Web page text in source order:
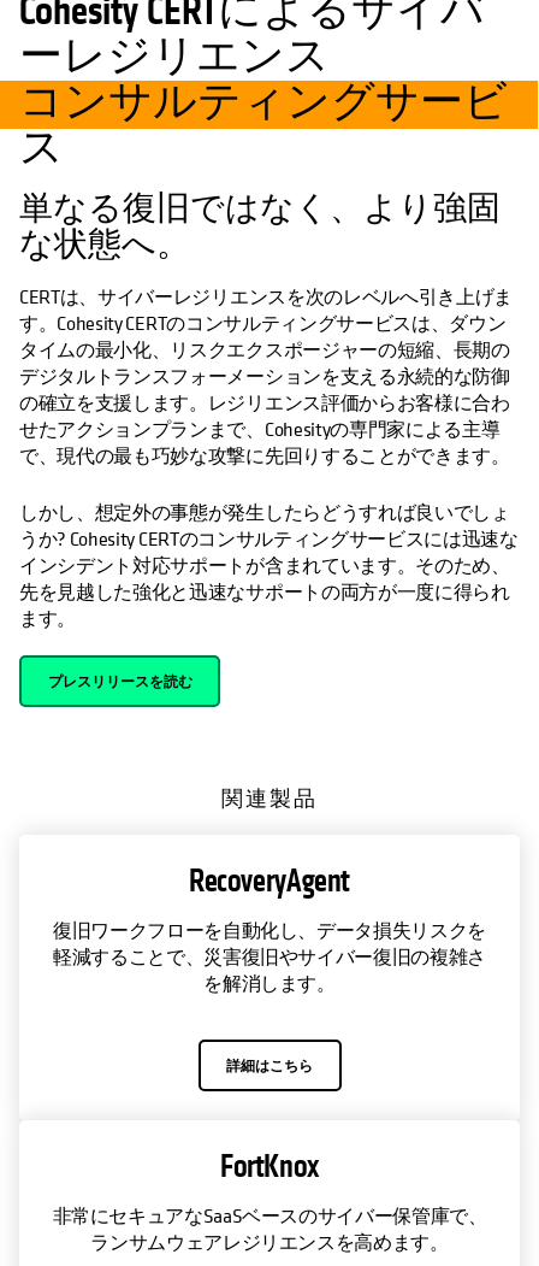
Cohesity CERTによるサイバ
ーレジリエンス
コンサルティングサービ
ス
単なる復旧ではなく、より強固
な状態へ。
CERTは、サイバーレジリエンスを次のレベルへ引き上げま
す。Cohesity CERTのコンサルティングサービスは、ダウン
タイムの最小化、リスクエクスポージャーの短縮、長期の
デジタルトランスフォーメーションを支える永続的な防御
の確立を支援します。レジリエンス評価からお客様に合わ
せたアクションプランまで、Cohesityの専門家による主導
で、現代の最も巧妙な攻撃に先回りすることができます。
しかし、想定外の事態が発生したらどうすれば良いでしょ
うか? Cohesity CERTのコンサルティングサービスには迅速な
インシデント対応サポートが含まれています。そのため、
先を見越した強化と迅速なサポートの両方が一度に得られ
ます。
プレスリリースを読む
関連製品
RecoveryAgent
復旧ワークフローを自動化し、データ損失リスクを
軽減することで、災害復旧やサイバー復旧の複雑さ
を解消します。
詳細はこちら
FortKnox
非常にセキュアなSaaSベースのサイバー保管庫で、
ランサムウェアレジリエンスを高めます。